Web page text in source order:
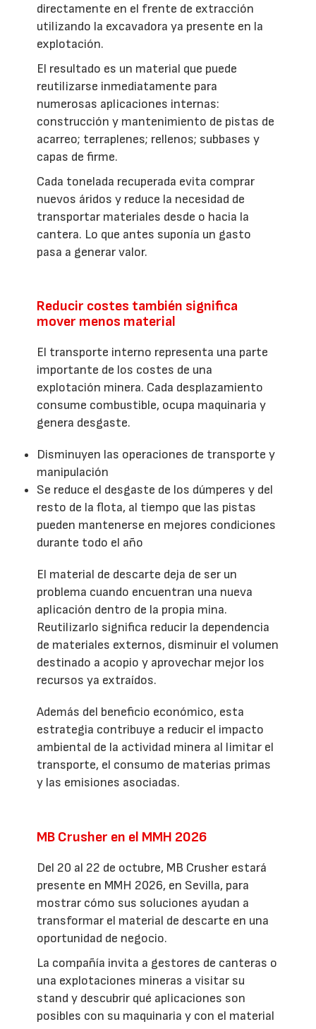
directamente en el frente de extracción
utilizando la excavadora ya presente en la
explotación.
El resultado es un material que puede
reutilizarse inmediatamente para
numerosas aplicaciones internas:
construcción y mantenimiento de pistas de
acarreo; terraplenes; rellenos; subbases y
capas de firme.
Cada tonelada recuperada evita comprar
nuevos áridos y reduce la necesidad de
transportar materiales desde o hacia la
cantera. Lo que antes suponía un gasto
pasa a generar valor.
Reducir costes también significa
mover menos material
El transporte interno representa una parte
importante de los costes de una
explotación minera. Cada desplazamiento
consume combustible, ocupa maquinaria y
genera desgaste.
Disminuyen las operaciones de transporte y
manipulación
Se reduce el desgaste de los dúmperes y del
resto de la flota, al tiempo que las pistas
pueden mantenerse en mejores condiciones
durante todo el año
El material de descarte deja de ser un
problema cuando encuentran una nueva
aplicación dentro de la propia mina.
Reutilizarlo significa reducir la dependencia
de materiales externos, disminuir el volumen
destinado a acopio y aprovechar mejor los
recursos ya extraídos.
Además del beneficio económico, esta
estrategia contribuye a reducir el impacto
ambiental de la actividad minera al limitar el
transporte, el consumo de materias primas
y las emisiones asociadas.
MB Crusher en el MMH 2026
Del 20 al 22 de octubre, MB Crusher estará
presente en MMH 2026, en Sevilla, para
mostrar cómo sus soluciones ayudan a
transformar el material de descarte en una
oportunidad de negocio.
La compañía invita a gestores de canteras o
una explotaciones mineras a visitar su
stand y descubrir qué aplicaciones son
posibles con su maquinaria y con el material